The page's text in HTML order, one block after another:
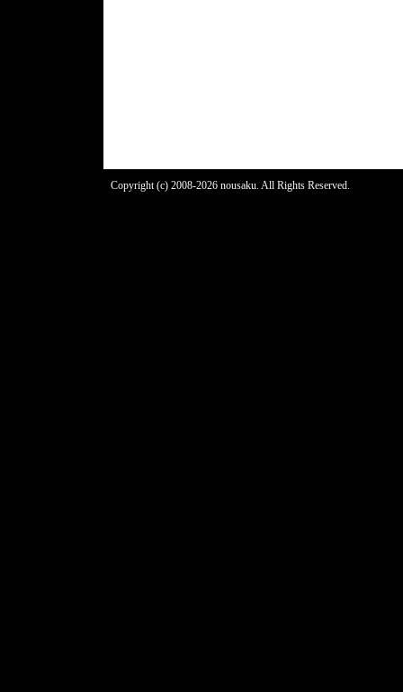
Copyright (c) 2008-2026 nousaku. All Rights Reserved.